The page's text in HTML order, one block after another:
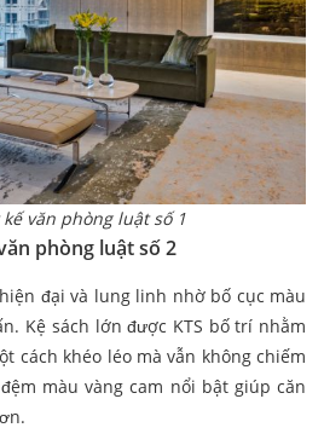
văn phòng luật số 1
phòng luật số 2
đại và lung linh nhờ bố cục màu
Kệ sách lớn được KTS bố trí nhằm
cách khéo léo mà vẫn không chiếm
màu vàng cam nổi bật giúp căn